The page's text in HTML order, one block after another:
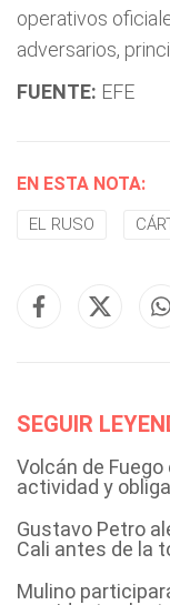
operativos
adversarios,
FUENTE: EFE
EN ESTA NOTA:
EL RUSO
SEGUIR
Volcán de
actividad y
Gustavo Petro
Cali antes de la
Mulino